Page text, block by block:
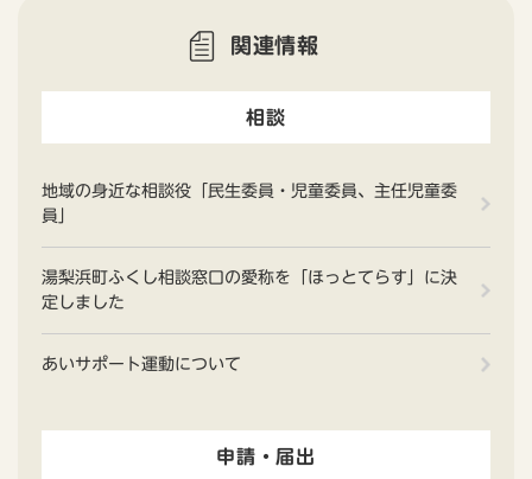
関連情報
相談
地域の身近な相談役「民生委員・児童委員、主任児童委
員」
湯梨浜町ふくし相談窓口の愛称を「ほっとてらす」に決
定しました
あいサポート運動について
申請・届出